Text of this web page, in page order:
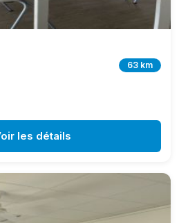
63 km
les détails